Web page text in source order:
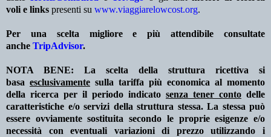
voli e links presenti su www.viaggiarelowcost.org.
Per una scelta migliore e più attendibile consultate
anche TripAdvisor.
NOTA BENE: La scelta della struttura ricettiva si
basa esclusivamente sulla tariffa più economica al momento
della ricerca per il periodo indicato senza tener conto delle
caratteristiche e/o servizi della struttura stessa. La stessa può
essere ovviamente sostituita secondo le proprie esigenze e/o
necessità con eventuali variazioni di prezzo utilizzando i